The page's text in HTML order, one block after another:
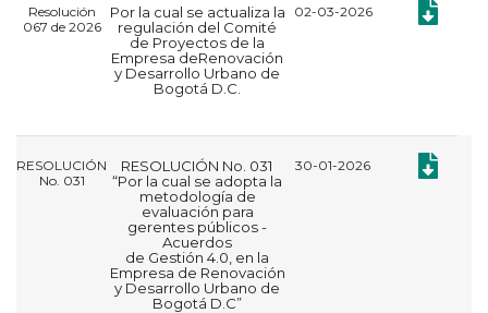
Resolución
067 de 2026
Por la cual se actualiza la
regulación del Comité
de Proyectos de la
Empresa deRenovación
y Desarrollo Urbano de
Bogotá D.C.
02-03-2026
RESOLUCIÓN
No. 031
RESOLUCIÓN No. 031
“Por la cual se adopta la
metodología de
evaluación para
gerentes públicos -
Acuerdos
de Gestión 4.0, en la
Empresa de Renovación
y Desarrollo Urbano de
Bogotá D.C”
30-01-2026